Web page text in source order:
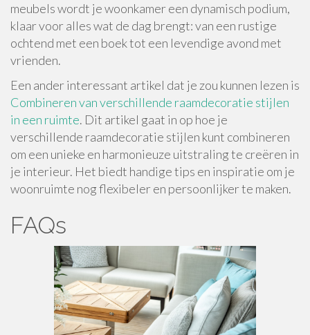
meubels wordt je woonkamer een dynamisch podium,
klaar voor alles wat de dag brengt: van een rustige
ochtend met een boek tot een levendige avond met
vrienden.
Een ander interessant artikel dat je zou kunnen lezen is
Combineren van verschillende raamdecoratie stijlen
in een ruimte. Dit artikel gaat in op hoe je
verschillende raamdecoratie stijlen kunt combineren
om een unieke en harmonieuze uitstraling te creëren in
je interieur. Het biedt handige tips en inspiratie om je
woonruimte nog flexibeler en persoonlijker te maken.
FAQs